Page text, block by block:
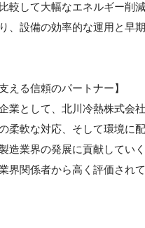
較して大幅なエネルギー削
、設備の効率的な運用と早
える信頼のパートナー】
業として、北川冷熱株式会
柔軟な対応、そして環境に
造業界の発展に貢献してい
界関係者から高く評価されて